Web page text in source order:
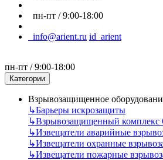
пн-пт / 9:00-18:00
info@arient.ru id_arient
пн-пт / 9:00-18:00
Категории
Взрывозащищенное
↳Барьеры искрозащиты
↳Взрывозащищенный
↳Извещатели аварийные
↳Извещатели охранные
↳Извещатели пожарные